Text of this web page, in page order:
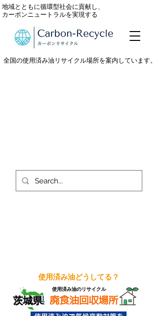
全国の使用済み油リサイクル場所を案内しています。
地域とともに循環型社会に貢献し、
カーボンニュートラルを実現する
使用済み油どうしてる？
使用済み油のリサイクル
茨城県